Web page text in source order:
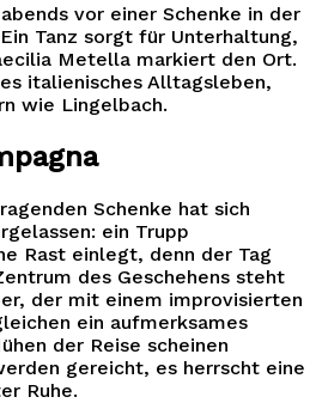
vor einer Schenke in der
Tanz sorgt für Unterhaltung,
Metella markiert den Ort.
italienisches Alltagsleben,
wie Lingelbach.
Schenke hat sich
ein Trupp
Rast einlegt, denn der Tag
des Geschehens steht
der mit einem improvisierten
ein aufmerksames
der Reise scheinen
gereicht, es herrscht eine
Ruhe.